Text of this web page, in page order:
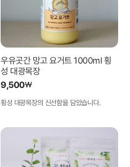
우유곳간 망고 요거트 1000ml 횡
성 대광목장
9,500₩
횡성 대광목장의 신선함을 담았습니다.